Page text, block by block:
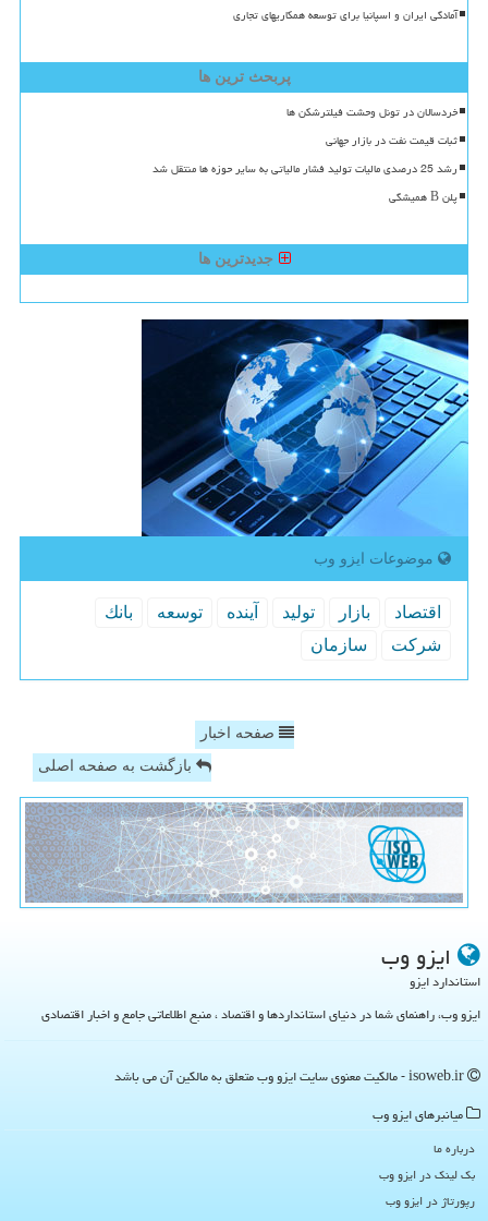
آمادگی ایران و اسپانیا برای توسعه همکاریهای تجاری
پربحث ترین ها
خردسالان در تونل وحشت فیلترشکن ها
ثبات قیمت نفت در بازار جهانی
رشد 25 درصدی مالیات تولید فشار مالیاتی به سایر حوزه ها منتقل شد
پلن B همیشگی
جدیدترین ها
موضوعات ایزو وب
اقتصاد بازار تولید آینده توسعه
بانك
شركت
سازمان
صفحه اخبار
بازگشت به صفحه اصلی
ایزو وب
استاندارد ایزو
ایزو وب، راهنمای شما در دنیای استانداردها و اقتصاد ، منبع اطلاعاتی جامع و اخبار اقتصادی
میانبرهای ایزو وب
درباره ما
بک لینک در ایزو وب
رپورتاژ در ایزو وب